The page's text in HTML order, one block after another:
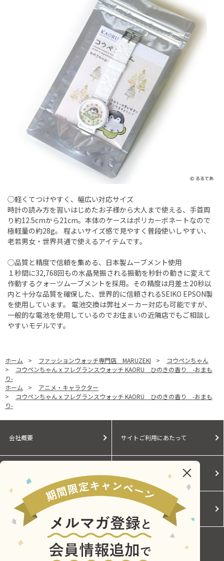
◯軽くてつけやすく、幅広い対応サイズ
時計の読み方を習いはじめたお子様から大人まで使える、手首周
り約12.5cmから21cm。本体のケースはポリカーボネートなので
極軽量の約28g。 程よいサイズ感で見やすく普段使いしやすい、
老若男女・世界共通で使えるアイテムです。
◯品質と精度で信頼を集める、日本製ムーブメント使用
１秒間に32,768回もの水晶発振される振動を秒針の動きに変えて
作動するクォーツムーブメントを採用。その精度は月差±20秒以
内と十分な品質を確保した、世界的に信頼されるSEIKO EPSON製
を使用しています。 電池交換は弊社メーカー対応も可能ですが、
一般的な電池を使用しているのでお住まいの近隣店でもご相談し
やすいモデルです。
ホーム > ファッションウォッチ専門店 MARUZEKI >
コウペンちゃん
>
コウペンちゃん x フレグランスウォッチ KAORU ひのきの香り -おまも
り-
ホーム
>
アニメ・キャラクター
>
コウペンちゃん x フレグランスウォッチ KAORU ひのきの香り -おまも
り-
会社概要 サイトご利用にあたって
Cookieポリシー ご利用規約
お問い合わせ